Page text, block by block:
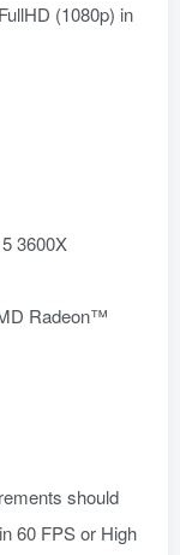
(1080p) in
3600X
Radeon™
should
60 FPS or High